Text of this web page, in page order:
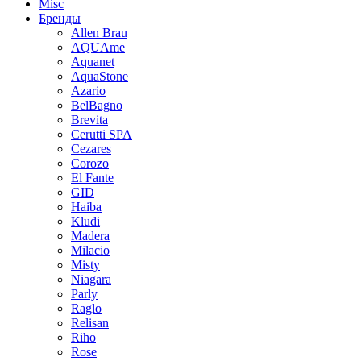
Misc
Бренды
Allen Brau
AQUAme
Aquanet
AquaStone
Azario
BelBagno
Brevita
Cerutti SPA
Cezares
Corozo
El Fante
GID
Haiba
Kludi
Madera
Milacio
Misty
Niagara
Parly
Raglo
Relisan
Riho
Rose